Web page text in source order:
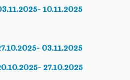
10.11.2025
03.11.2025
27.10.2025